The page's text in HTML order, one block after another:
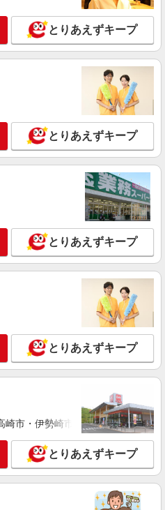
とりあえずキープ
とりあえずキープ
とりあえずキープ
とりあえずキープ
崎市・伊勢崎市・太田市・館林市
とりあえずキープ